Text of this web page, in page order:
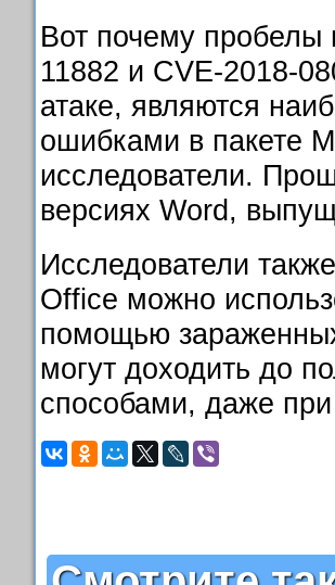
Вот почему
11882 и CVE-2018-
атаке, являются
ошибками в пакете
исследователи.
версиях Word,
Исследователи
Office можно
помощью
могут доходить до
способами, даже